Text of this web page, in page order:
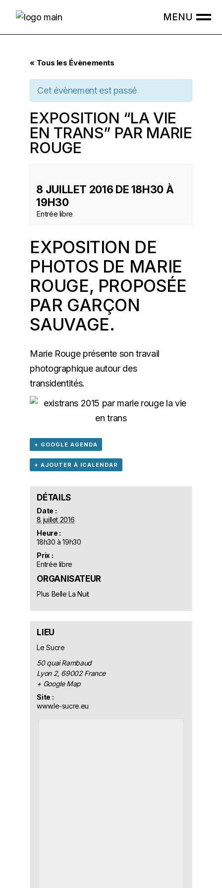
« Tous les Évènements
Cet évènement est passé
EXPOSITION “LA VIE
EN TRANS” PAR MARIE
ROUGE
8 JUILLET 2016 DE 18H30 À
19H30
Entrée libre
EXPOSITION DE
PHOTOS DE MARIE
ROUGE, PROPOSÉE
PAR GARÇON
SAUVAGE.
Marie Rouge présente son travail
photographique autour des
transidentités.
+ GOOGLE AGENDA
+ AJOUTER À ICALENDAR
DÉTAILS
Date :
8 juillet 2016
Heure :
18h30 à 19h30
Prix :
Entrée libre
ORGANISATEUR
Plus Belle La Nuit
LIEU
Le Sucre
50 quai Rambaud
Lyon 2, 69002 France
+ Google Map
Site :
www.le-sucre.eu